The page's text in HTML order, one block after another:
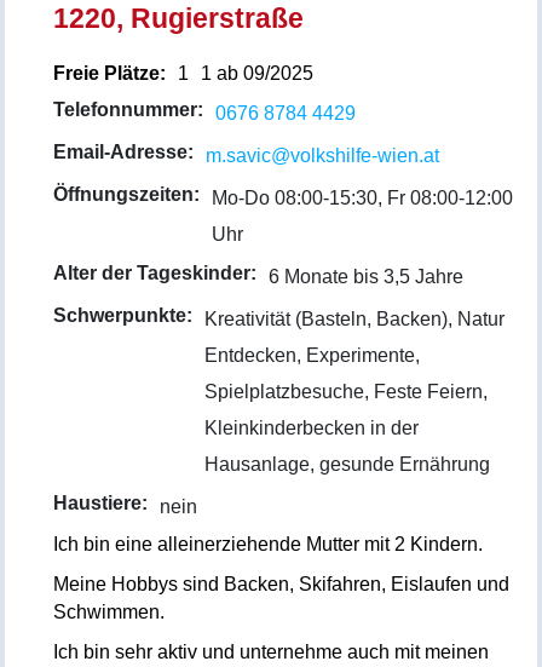
1220, Rugierstraße
Freie Plätze: 1
1 ab 09/2025
Telefonnummer:
0676 8784 4429
Email-Adresse:
m.savic@volkshilfe-wien.at
Öffnungszeiten:
Mo-Do 08:00-15:30, Fr 08:00-12:00
Uhr
Alter der Tageskinder:
6 Monate bis 3,5 Jahre
Schwerpunkte:
Kreativität (Basteln, Backen), Natur
Entdecken, Experimente,
Spielplatzbesuche, Feste Feiern,
Kleinkinderbecken in der
Hausanlage, gesunde Ernährung
Haustiere:
nein
Ich bin eine alleinerziehende Mutter mit 2 Kindern.
Meine Hobbys sind Backen, Skifahren, Eislaufen und
Schwimmen.
Ich bin sehr aktiv und unternehme auch mit meinen